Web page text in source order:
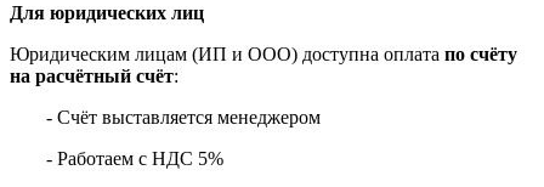
Для юридических лиц
Юридическим лицам (ИП и ООО) доступна оплата по счёту
на расчётный счёт:
- Счёт выставляется менеджером
- Работаем с НДС 5%